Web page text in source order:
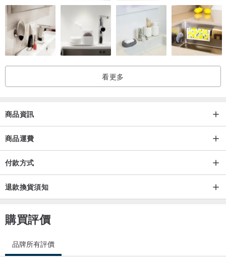
看更多
商品資訊
商品運費
付款方式
退款換貨須知
購買評價
品牌所有評價